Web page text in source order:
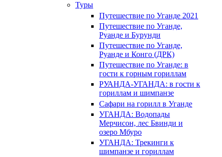
Туры
Путешествие по Уганде 2021
Путешествие по Уганде,
Руанде и Бурунди
Путешествие по Уганде,
Руанде и Конго (ДРК)
Путешествие по Уганде: в
гости к горным гориллам
РУАНДА-УГАНДА: в гости к
гориллам и шимпанзе
Сафари на горилл в Уганде
УГАНДА: Водопады
Мерчисон, лес Бвинди и
озеро Мбуро
УГАНДА: Трекинги к
шимпанзе и гориллам